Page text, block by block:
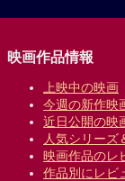
映画作品情報
上映中の映画
今週の新作映
近日公開の映
人気シリーズ
映画作品のレ
作品別にレビ